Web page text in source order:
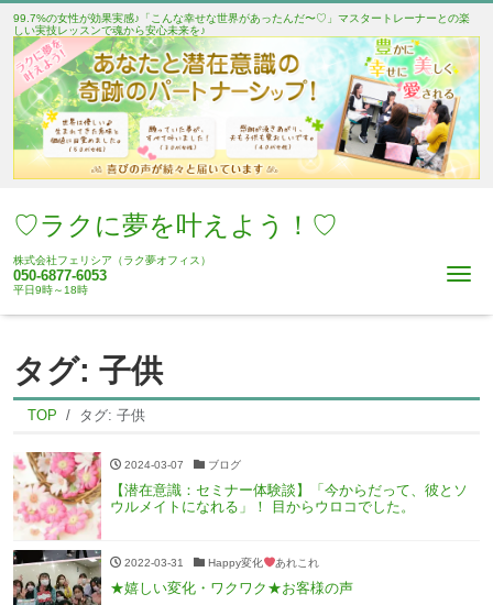
99.7%の女性が効果実感♪「こんな幸せな世界があったんだ〜♡」マスタートレーナーとの楽
しい実技レッスンで魂から安心未来を♪
♡ラクに夢を叶えよう！♡
株式会社フェリシア（ラク夢オフィス）
050-6877-6053
平日9時～18時
タグ: 子供
TOP タグ: 子供
2024-03-07 ブログ
【潜在意識：セミナー体験談】「今からだって、彼とソ
ウルメイトになれる」！ 目からウロコでした。
2022-03-31 Happy変化 あれこれ
★嬉しい変化・ワクワク★お客様の声